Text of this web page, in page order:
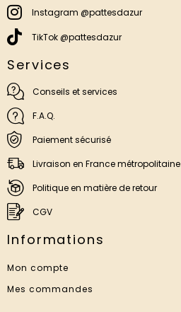
Instagram @pattesdazur
TikTok @pattesdazur
Services
Conseils et services
F.A.Q.
Paiement sécurisé
Livraison en France métropolitaine
Politique en matière de retour
CGV
Informations
Mon compte
Mes commandes